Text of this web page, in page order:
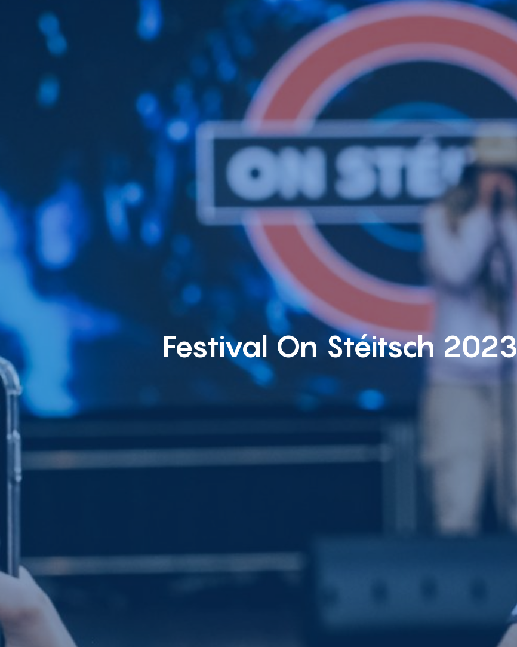
Festival On Stéitsch 2023